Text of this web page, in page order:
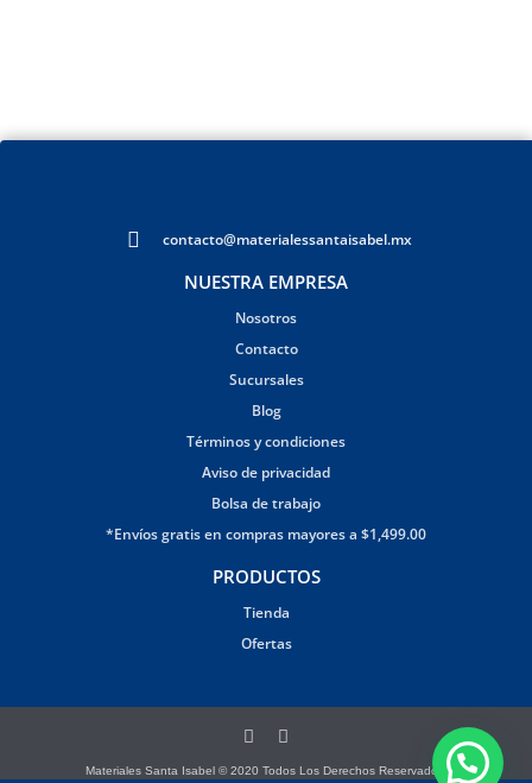
contacto@materialessantaisabel.mx
NUESTRA EMPRESA
Nosotros
Contacto
Sucursales
Blog
Términos y condiciones
Aviso de privacidad
Bolsa de trabajo
*Envíos gratis en compras mayores a $1,499.00
PRODUCTOS
Tienda
Ofertas
Materiales Santa Isabel © 2020 Todos Los Derechos Reservados.